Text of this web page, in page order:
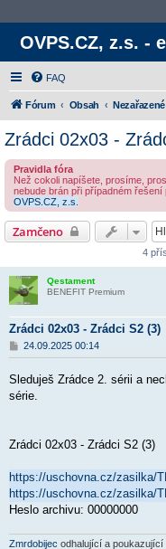
OVPS.CZ, z.s. -
FAQ
Fórum Obsah
Zrádci 02x03 -
Pravidla fóra
Než cokoli napíšete, prosíme,
nebude brán při případném
OVPS.CZ, z.s.
Zamčeno
4
Qestament
BENEFIT Premium
Zrádci 02x03 - Zrádci S2 (3)
P
ř
s
p
ě
k
24.09.2025 00:14
Sleduješ Zrádce 2. sérii a
série.
Zrádci 02x03 - Zrádci S2 (3)
https://uschovna.cz/zasilka/
https://uschovna.cz/zasilka/
Heslo archivu: 00000000
Zmrdobijec odhalující a poukazující